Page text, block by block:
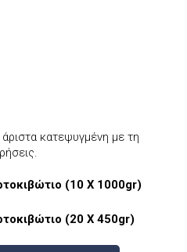
κατεψυγμένη με τη
(10 Χ 1000gr)
(20 Χ 450gr)